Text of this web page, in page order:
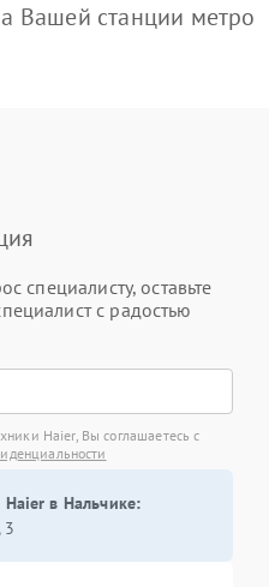
Вашей станции метро
специалисту, оставьте
с радостью
Haier, Вы соглашаетесь с
Haier в Нальчике:
3